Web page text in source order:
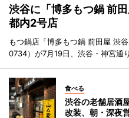
渋谷に「博多もつ鍋 前
都内2号店
もつ鍋店「博多もつ鍋 前田屋 渋
0734）が7月19日、渋谷・神宮通
食べる
渋谷の老舗居酒
改装、朝・深夜